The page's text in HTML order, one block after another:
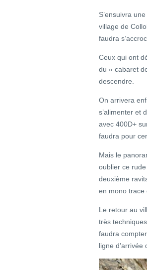
S’ensuivra
village de
faudra
Ceux qui ont
du « cabaret
descendre.
On arrivera
s’alimenter et
avec 400D+
faudra pour
Mais le
oublier ce
deuxième
en mono trace
Le retour au
très
faudra
ligne